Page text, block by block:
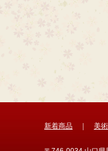
新着商品 美